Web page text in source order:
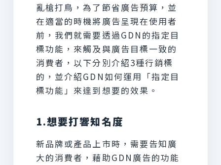
亂槍打鳥，為了節省廣告預算，並
在適當的時機將廣告呈現在使用者
前，我們就需要透過GDN的指定目
標功能，來觸及與廣告目標一致的
消費者，以下分別介紹3種行銷標
的，並介紹GDN如何運用「指定目
標功能」來達到想要的效果。
1.想要打響知名度
新品牌或產品上市時，需要告知廣
大的消費者，藉助GDN廣告的功能